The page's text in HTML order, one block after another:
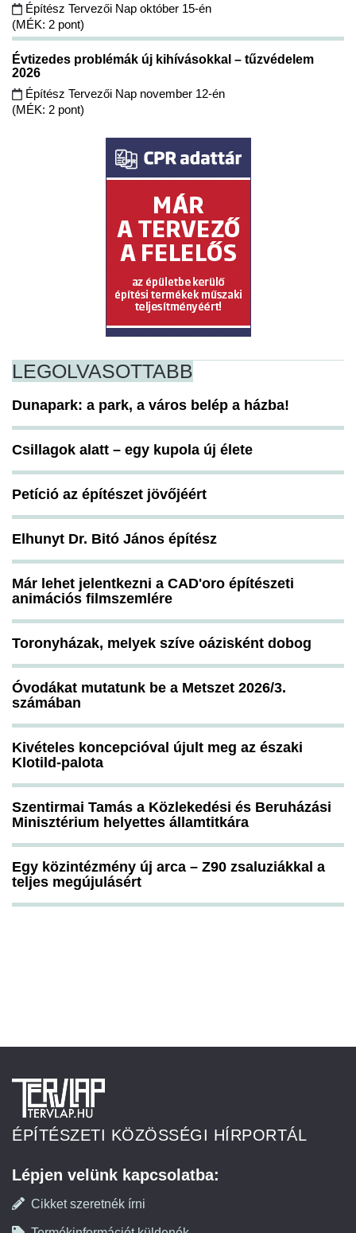
Építész Tervezői Nap október 15-én
(MÉK: 2 pont)
Évtizedes problémák új kihívásokkal – tűzvédelem
2026
Építész Tervezői Nap november 12-én
(MÉK: 2 pont)
LEGOLVASOTTABB
Dunapark: a park, a város belép a házba!
Csillagok alatt – egy kupola új élete
Petíció az építészet jövőjéért
Elhunyt Dr. Bitó János építész
Már lehet jelentkezni a CAD'oro építészeti
animációs filmszemlére
Toronyházak, melyek szíve oázisként dobog
Óvodákat mutatunk be a Metszet 2026/3.
számában
Kivételes koncepcióval újult meg az északi
Klotild-palota
Szentirmai Tamás a Közlekedési és Beruházási
Minisztérium helyettes államtitkára
Egy közintézmény új arca – Z90 zsaluziákkal a
teljes megújulásért
ÉPÍTÉSZETI KÖZÖSSÉGI HÍRPORTÁL
Lépjen velünk kapcsolatba:
Cikket szeretnék írni